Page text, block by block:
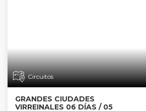
Circuitos
GRANDES CIUDADES
VIRREINALES 06 DÍAS / 05